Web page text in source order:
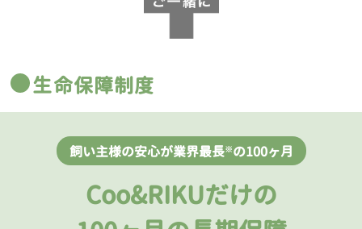
生命保障制度
飼い主様の安心が業界最長※の100ヶ月
Coo&RIKUだけの